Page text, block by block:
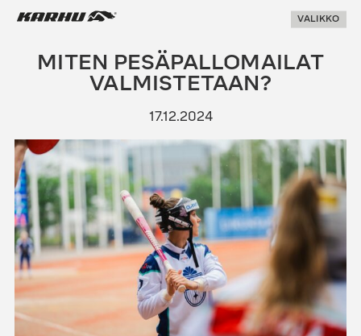
Suoraan
Karhu Pesis VALIKKO
MITEN PESÄPALLOMAILAT
VALMISTETAAN?
17.12.2024